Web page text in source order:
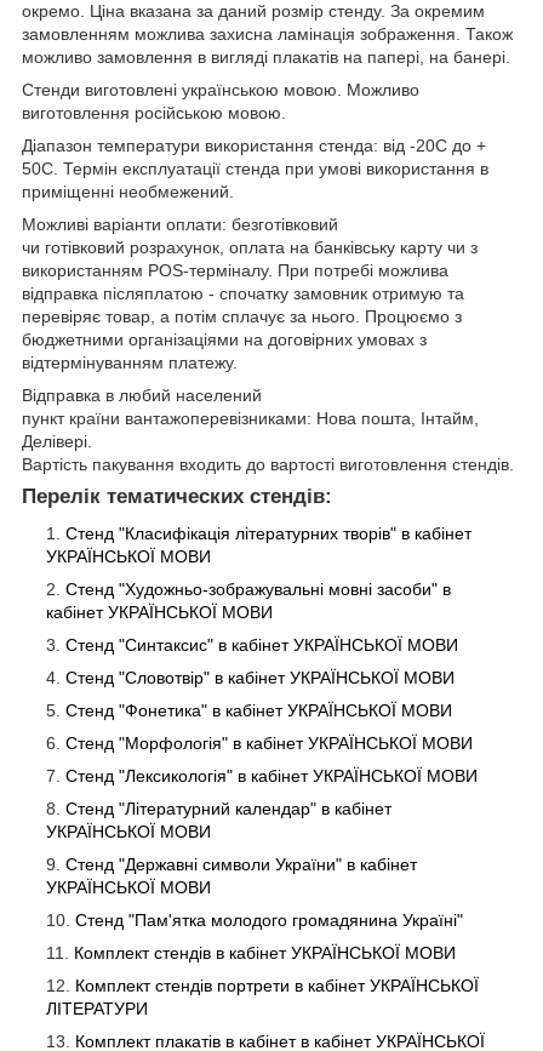
окремо. Ціна вказана за даний розмір стенду. За окремим
замовленням можлива захисна ламінація зображення. Також
можливо замовлення в вигляді плакатів на папері, на банері.
Стенди виготовлені українською мовою. Можливо
виготовлення російською мовою.
Діапазон температури використання стенда: від -20С до +
50С. Термін експлуатації стенда при умові використання в
приміщенні необмежений.
Можливі варіанти оплати: безготівковий
чи готівковий розрахунок, оплата на банківську карту чи з
використанням POS-терміналу. При потребі можлива
відправка післяплатою - спочатку замовник отримую та
перевіряє товар, а потім сплачує за нього. Процюємо з
бюджетними організаціями на договірних умовах з
відтермінуванням платежу.
Відправка в любий населений
пункт країни вантажоперевізниками: Нова пошта, Інтайм,
Делівері.
Вартість пакування входить до вартості виготовлення стендів.
Перелік тематических стендів:
Стенд "Класифікація літературних творів" в кабінет
УКРАЇНСЬКОЇ МОВИ
Стенд "Художньо-зображувальні мовні засоби" в
кабінет УКРАЇНСЬКОЇ МОВИ
Стенд "Синтаксис" в кабінет УКРАЇНСЬКОЇ МОВИ
Стенд "Словотвір" в кабінет УКРАЇНСЬКОЇ МОВИ
Стенд "Фонетика" в кабінет УКРАЇНСЬКОЇ МОВИ
Стенд "Морфологія" в кабінет УКРАЇНСЬКОЇ МОВИ
Стенд "Лексикологія" в кабінет УКРАЇНСЬКОЇ МОВИ
Стенд "Літературний календар" в кабінет
УКРАЇНСЬКОЇ МОВИ
Стенд "Державні символи України" в кабінет
УКРАЇНСЬКОЇ МОВИ
Стенд "Пам'ятка молодого громадянина Україні"
Комплект стендів в кабінет УКРАЇНСЬКОЇ МОВИ
Комплект стендів портрети в кабінет УКРАЇНСЬКОЇ
ЛІТЕРАТУРИ
Комплект плакатів в кабінет в кабінет УКРАЇНСЬКОЇ